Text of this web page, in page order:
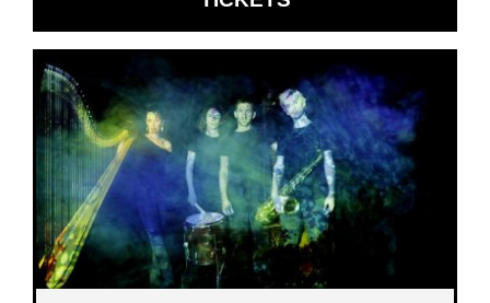
IN
NIEUW
VENSTER